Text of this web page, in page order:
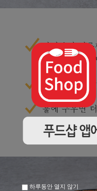
하루동안 열지 않기